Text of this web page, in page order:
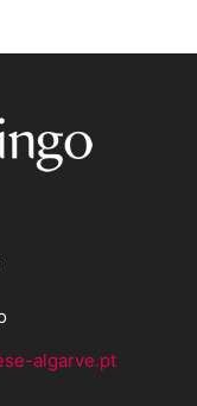
algarve.pt